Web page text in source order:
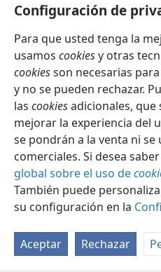
Configuración de
Para que usted tenga la
usamos cookiesy otras
cookiesson necesarias
y no se pueden rechazar.
las cookiesadicionales, que
mejorar la experiencia del
se pondrán a la venta ni
comerciales. Si desea
global sobre el uso de
También puede
su configuración en la
Aceptar Rechazar
c Hebreos 11:1.
Español
Copyright © 2026 Watch Tower
Condiciones de uso
Configuración de privacidad